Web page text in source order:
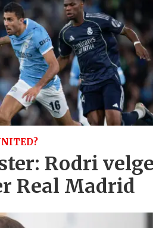
Rodri
Real Madrid